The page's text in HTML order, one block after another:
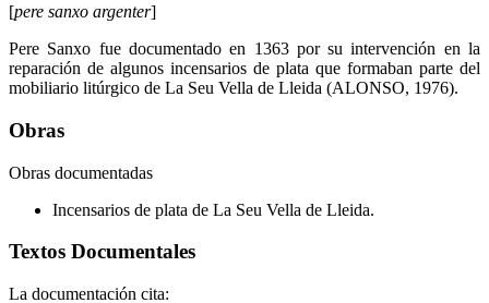
[pere sanxo argenter]
Pere Sanxo fue documentado en 1363 por su intervención en la
reparación de algunos incensarios de plata que formaban parte del
mobiliario litúrgico de La Seu Vella de Lleida (ALONSO, 1976).
Obras
Obras documentadas
Incensarios de plata de La Seu Vella de Lleida.
Textos Documentales
La documentación cita: